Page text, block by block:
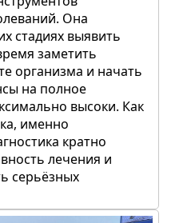
Она
стадиях выявить
заметить
организма и начать
на полное
высоки. Как
именно
кратно
лечения и
серьёзных